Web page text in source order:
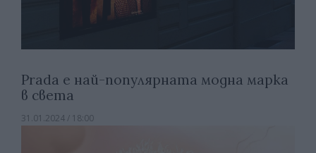
Prada e най-популярната модна марка
в света
31.01.2024 / 18:00